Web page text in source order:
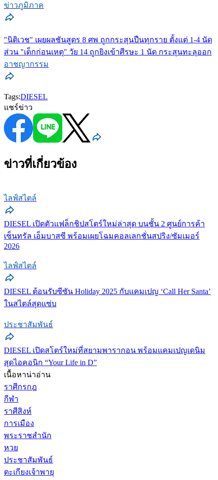
ข่าวภูมิภาค
"นิติเวช" เผยผลชันสูตร 8 ศพ ถูกกระสุนปืนทุกราย ตั้งแต่ 1-4 นัด
ส่วน "เด็กก่อนเหตุ" วัย 14 ถูกยิงเข้าศีรษะ 1 นัด กระสุนทะลุออก
อาชญากรรม
Tags:DIESEL
แชร์ข่าว
ข่าวที่เกี่ยวข้อง
ไลฟ์สไตล์
DIESEL เปิดตัวแฟล็กชิปสโตร์ใหม่ล่าสุด บนชั้น 2 ศูนย์การค้า
เซ็นทรัล เอ็มบาสซี พร้อมเผยโฉมคอลเลกชั่นสปริง/ซัมเมอร์
2026
ไลฟ์สไตล์
DIESEL ต้อนรับซีซัน Holiday 2025 กับแคมเปญ ‘Call Her Santa’
ในสไตล์สุดแซ่บ
ประชาสัมพันธ์
DIESEL เปิดสโตร์ใหม่ที่สยามพารากอน พร้อมแคมเปญเดนิม
สุดไอคอนิก “Your Life in D”
เนื้อหาน่าอ่าน
ราศีกรกฎ
กีฬา
ราศีสิงห์
การเมือง
พระราชสำนัก
หวย
ประชาสัมพันธ์
ตะเกียงเจ้าพายุ